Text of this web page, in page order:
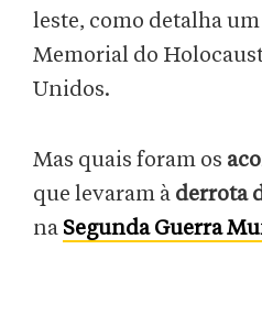
leste, como detalha
Memorial do
Unidos.
Mas quais foram os
que levaram à derrota
na Segunda Guerra